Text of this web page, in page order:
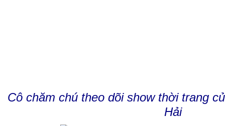
Cô chăm chú theo dõi show thời trang
Hải